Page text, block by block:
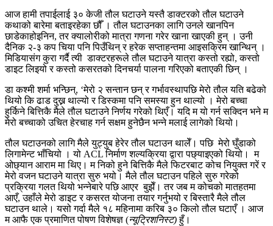
आज हामी तपाईलाई ३० केजी तौल घटाउने यस्तै डाक्टरको तौल घटाउने
कथाको बारेमा बताइरहेका छौँ । तौल घटाउनका लागि उनले खानपिन
छाडेकाहोइनिन, तर क्यालोरीको मात्रा गणना गरेर खाना खाएकी हुन् । उनी
दैनिक २-३ कप चिया पनि पिउँथिन् र हरेक सप्ताहन्तमा आइसक्रिम खान्थिन् ।
मिडियासंग कुरा गर्दै त्यी डाक्टरहरूले तौल घटाउने यात्रा कस्तो रह्यो, कस्तो
डाइट लिइयो र कस्तो कसरतको दिनचर्या पालना गरिएको बताएकी छिन् ।
डा कश्मी शर्मा भन्छिन्, ‘मेरो २ सन्तान छन् र गर्भावस्थापछि मेरो तौल यति बढेको
थियो कि ढाड दुख्न थाल्यो र डिस्कमा पनि समस्या हुन थाल्यो । मेरो बच्चा
हुर्किने बित्तिकै मैले तौल घटाउने निर्णय गरेको थिएँ। यदि म यो गर्न सक्दिन भने म
मेरो बच्चाको उचित हेरचाह गर्न सक्षम हुनेछैन भन्ने मलाई लागेको थियो।
तौल घटाउनको लागि मैले युट्युब हेरेर तौल घटाउन थालेँ। पछि मेरो घुँडाको
लिगामेन्ट भाँचियो । यो ACL निर्माण शल्यक्रिया द्वारा पछ्याइएको थियो। म
ओछ्यान आराम मा थिए। म निको हुने बित्तिकै मैले फिटरबाट कोच नियुक्त गरें र
मेरो वजन घटाउने यात्रा सुरु भयो। मैले तौल घटाउन पहिले सुरु गरेको
प्रक्रिया गलत थियो भन्नेबारे पछि आएर बुझेँ। तर जब म कोचको मातहतमा
आएँ, उहाँले मेरो डाइट र कसरत योजना तयार गर्नुभयो र बिस्तारै मैले तौल
घटाउन थाले। यसो गर्दा मैले १८ महिनामा करिब ३० किलो तौल घटाएँ । आज
म आफै एक प्रमाणित पोषण विशेषज्ञ (न्यूट्रिशनिस्ट)हुँ।